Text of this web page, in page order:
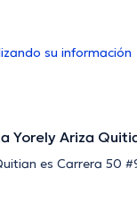
su información
Yorely Ariza
es Carrera 50